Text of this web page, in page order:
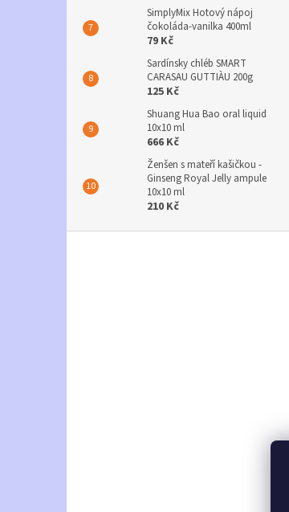
SimplyMix Hotový nápoj
čokoláda-vanilka 400ml
79 Kč
Sardínsky chléb SMART
CARASAU GUTTIÀU 200g
125 Kč
Shuang Hua Bao oral liquid
10x10 ml
666 Kč
Ženšen s mateří kašičkou -
Ginseng Royal Jelly ampule
10x10 ml
210 Kč